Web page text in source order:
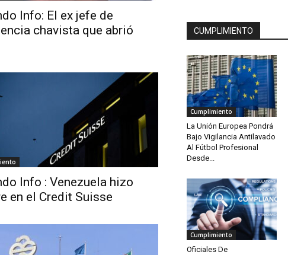
Info: El ex jefe de
chavista que abrió
Info : Venezuela hizo
en el Credit Suisse
CUMPLIMIENTO
Cumplimiento
La Unión Europea Pondrá
Bajo Vigilancia Antilavado
Al Fútbol Profesional
Desde...
Cumplimiento
Oficiales De